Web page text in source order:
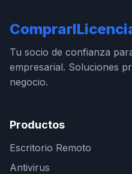
Tu socio de confianza
empresarial. Soluciones
negocio.
Productos
Escritorio Remoto
Antivirus